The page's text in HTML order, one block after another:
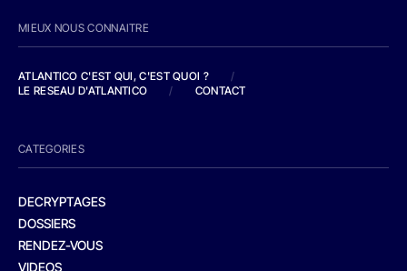
MIEUX NOUS CONNAITRE
ATLANTICO C'EST QUI, C'EST QUOI ?
/
LE RESEAU D'ATLANTICO
/ CONTACT
CATEGORIES
DECRYPTAGES
DOSSIERS
RENDEZ-VOUS
VIDEOS